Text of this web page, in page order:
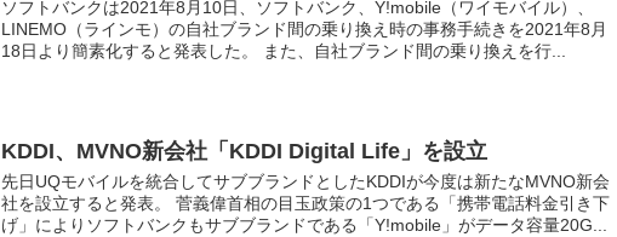
ソフトバンクは2021年8月10日、ソフトバンク、Y!mobile（ワイモバイル）、
LINEMO（ラインモ）の自社ブランド間の乗り換え時の事務手続きを2021年8月
18日より簡素化すると発表した。 また、自社ブランド間の乗り換えを行...
KDDI、MVNO新会社「KDDI Digital Life」を設立
先日UQモバイルを統合してサブブランドとしたKDDIが今度は新たなMVNO新会
社を設立すると発表。 菅義偉首相の目玉政策の1つである「携帯電話料金引き下
げ」によりソフトバンクもサブブランドである「Y!mobile」がデータ容量20G...